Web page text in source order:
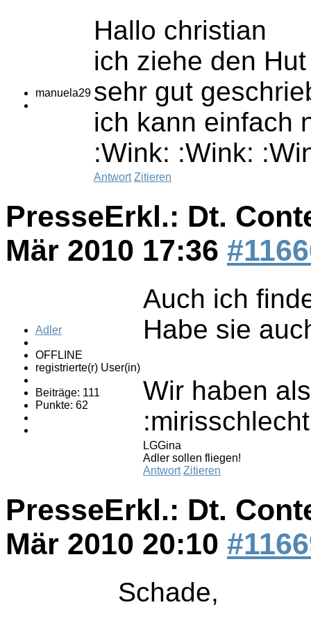
manuela29
Hallo christian
ich ziehe den
sehr gut
ich kann einfach
:Wink: :Wink:
Antwort Zitieren
PresseErkl.: Dt.
Mär 2010 17:36
Adler
OFFLINE
registrierte(r) User(in)
Beiträge: 111
Punkte: 62
Auch ich
Habe sie
Wir haben
LGGina
Adler sollen fliegen!
Antwort Zitieren
PresseErkl.: Dt.
Mär 2010 20:10
Schade,